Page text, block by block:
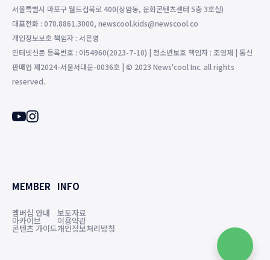
서울특별시 마포구 월드컵북로 400(상암동, 문화콘텐츠센터 5층 3호실)
대표전화 : 070.8861.3000, newscool.kids@newscool.co
개인정보보호 책임자 : 서은영
인터넷신문 등록번호 : 아54960(2023-7-10) | 청소년보호 책임자 : 조영제 | 통신
판매업 제2024-서울서대문-0036호 | © 2023 News'cool Inc. all rights
reserved.
MEMBER
멤버십 안내
아카이브
콘텐츠 가이드
INFO
보도자료
이용약관
개인정보처리방침